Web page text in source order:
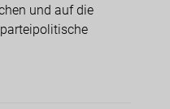
und auf die